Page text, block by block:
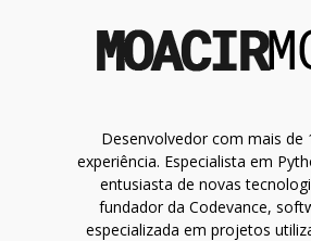
Desenvolvedor com mais de
experiência. Especialista em
entusiasta de novas
fundador da Codevance,
especializada em projetos